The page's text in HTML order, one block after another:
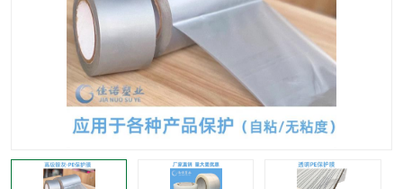
明蓝保护膜 纯黑保护膜
印字保护膜 彩钢板保护膜
不绣钢板保护膜 两边上胶保护膜